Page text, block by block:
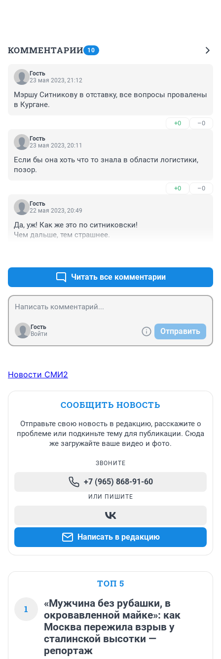
КОММЕНТАРИИ 10
Гость
23 мая 2023, 21:12
Мэршу Ситникову в отставку, все вопросы провалены
в Кургане.
+0 –0
Гость
23 мая 2023, 20:11
Если бы она хоть что то знала в области логистики,
позор.
+0 –0
Гость
22 мая 2023, 20:49
Да, уж! Как же это по ситниковски!
Чем дальше, тем страшнее.
Читать все комментарии
Гость
Войти
Отправить
Новости СМИ2
СООБЩИТЬ НОВОСТЬ
Отправьте свою новость в редакцию, расскажите о
проблеме или подкиньте тему для публикации. Сюда
же загружайте ваше видео и фото.
ЗВОНИТЕ
+7 (965) 868-91-60
ИЛИ ПИШИТЕ
Написать в редакцию
ТОП 5
1
«Мужчина без рубашки, в
окровавленной майке»: как
Москва пережила взрыв у
сталинской высотки —
репортаж